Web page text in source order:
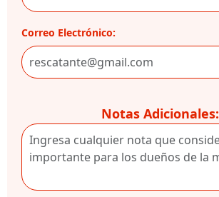
Correo Electrónico:
Notas Adicionales: